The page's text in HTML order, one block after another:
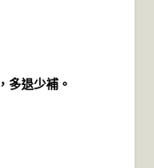
多退少補。